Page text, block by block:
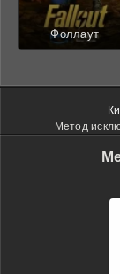
Фоллаут
Метод